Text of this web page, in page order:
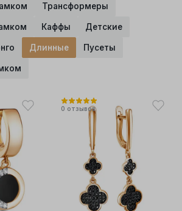
Трансформеры
Каффы Детские
Длинные Пусеты
0 отзывов